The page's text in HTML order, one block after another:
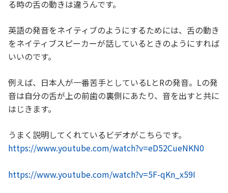
る時の舌の動きは違うんです。
英語の発音をネイティブのようにするためには、舌の動き
をネイティブスピーカーが話しているときのようにすれば
いいのです。
例えば、日本人が一番苦手としているLとRの発音。Lの発
音は自分の舌が上の前歯の裏側にあたり、音を出すと共に
はじきます。
うまく説明してくれているビデオがこちらです。
https://www.youtube.com/watch?v=eD52CueNKN0
https://www.youtube.com/watch?v=5F-qKn_x59I